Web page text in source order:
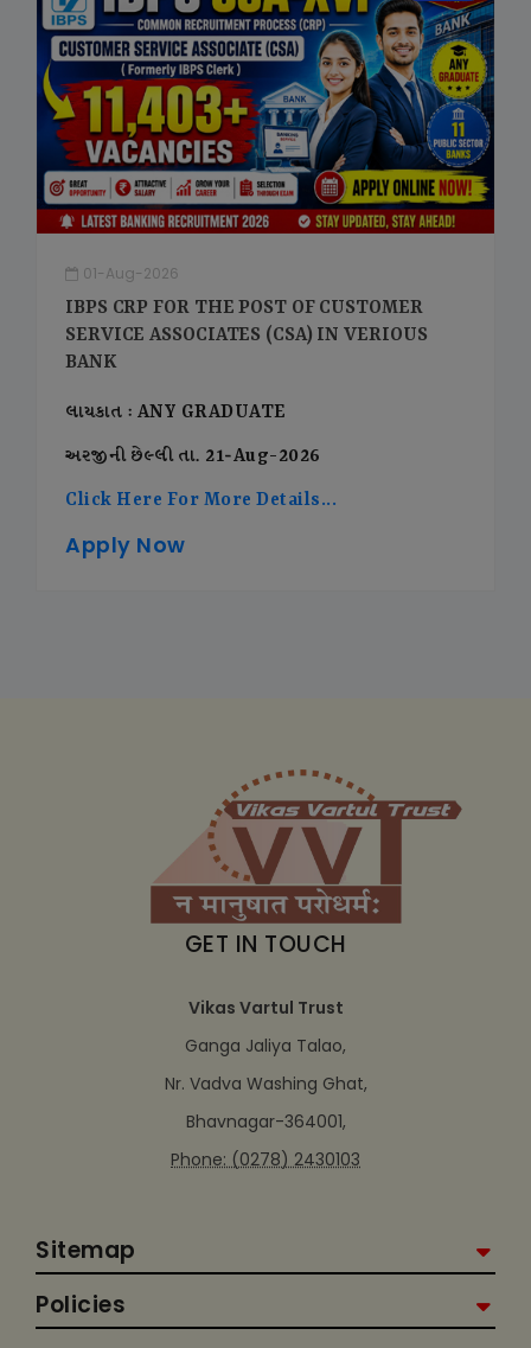
01-Aug-2026
IBPS CRP FOR THE POST OF CUSTOMER
SERVICE ASSOCIATES (CSA) IN VERIOUS
BANK
લાયકાત : ANY GRADUATE
અરજીની છેલ્લી તા. 21-Aug-2026
Click Here For More Details...
Apply Now
GET IN TOUCH
Vikas Vartul Trust
Ganga Jaliya Talao,
Nr. Vadva Washing Ghat,
Bhavnagar-364001,
Phone: (0278) 2430103
Sitemap
Policies